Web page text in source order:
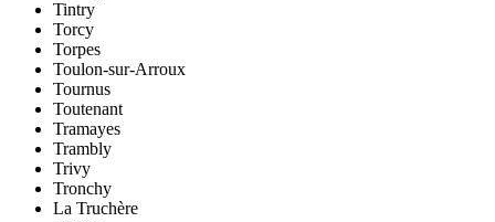
Tintry
Torcy
Torpes
Toulon-sur-Arroux
Tournus
Toutenant
Tramayes
Trambly
Trivy
Tronchy
La Truchère